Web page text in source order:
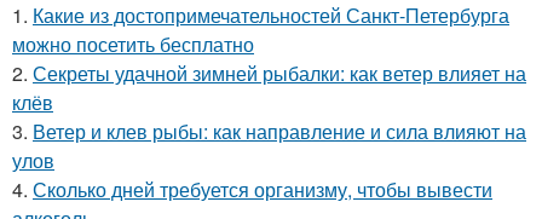
1. Какие из достопримечательностей Санкт-Петербурга
можно посетить бесплатно
2. Секреты удачной зимней рыбалки: как ветер влияет на
клёв
3. Ветер и клев рыбы: как направление и сила влияют на
улов
4. Сколько дней требуется организму, чтобы вывести